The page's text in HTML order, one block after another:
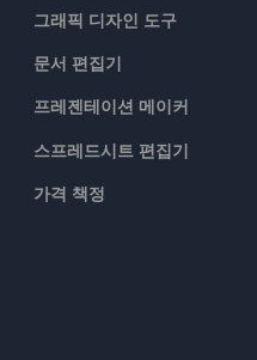
그래픽 디자인 도구
문서 편집기
프레젠테이션 메이커
스프레드시트 편집기
가격 책정